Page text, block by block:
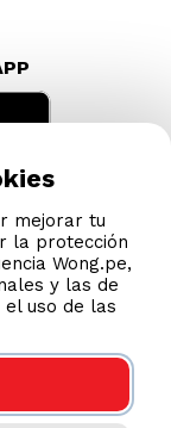
mejorar tu
la protección
Wong.pe,
y las de
el uso de las